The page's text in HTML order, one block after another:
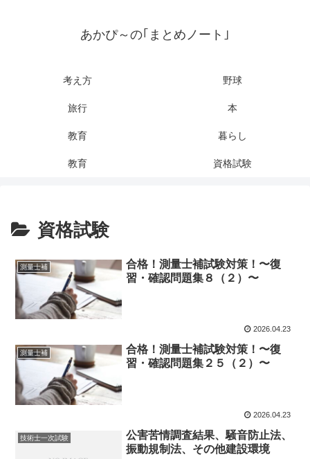
あかぴ～の｢まとめノート｣
考え方 野球
旅行 本
教育 暮らし
教育 資格試験
資格試験
測量士補
合格！測量士補試験対策！〜復
習・確認問題集８（２）〜
2026.04.23
測量士補
合格！測量士補試験対策！〜復
習・確認問題集２５（２）〜
2026.04.23
技術士一次試験
公害苦情調査結果、騒音防止法、
振動規制法、その他建設環境